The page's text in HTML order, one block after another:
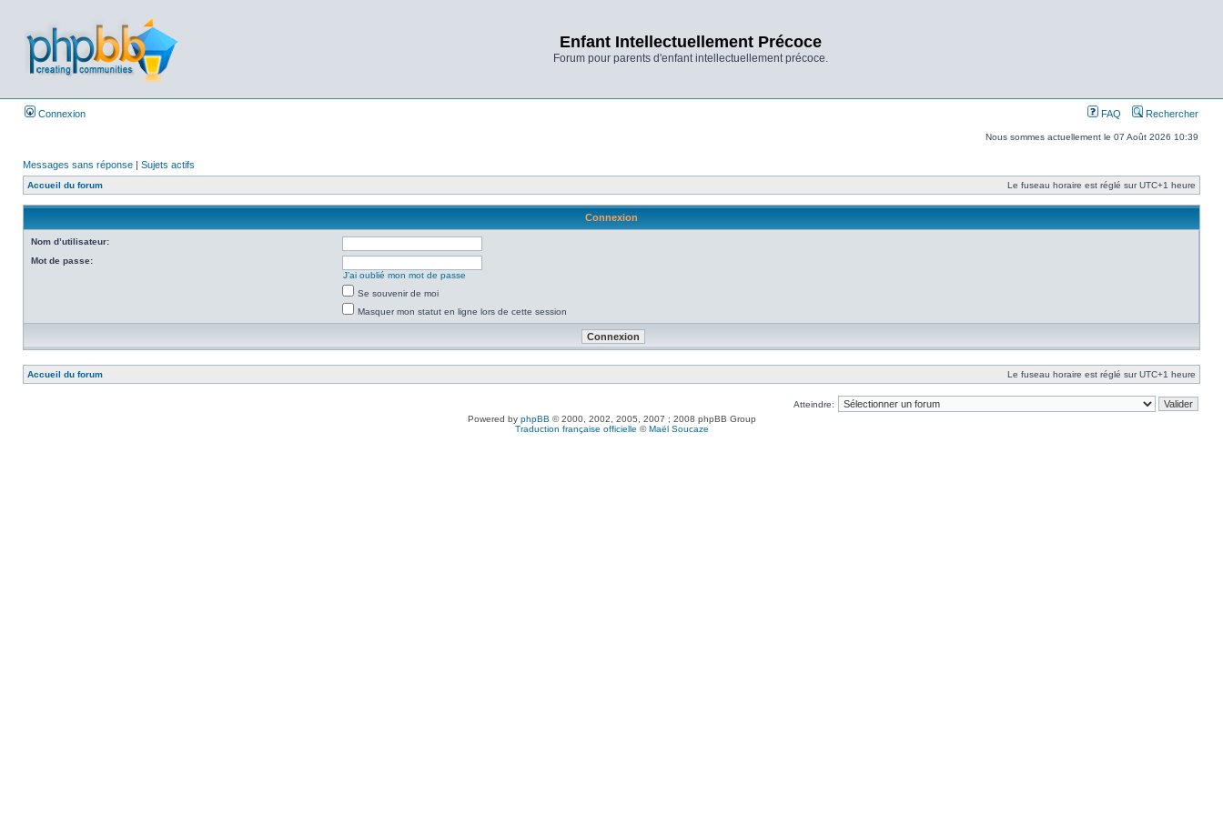
Enfant Intellectuellement Précoce
Forum pour parents d'enfant intellectuellement précoce.
Connexion FAQ Rechercher
Nous sommes actuellement le 07 Août 2026 10:39
Messages sans réponse | Sujets actifs
Accueil du forum Le fuseau horaire est réglé sur UTC+1 heure
Connexion
Nom d’utilisateur:
Mot de passe:
J’ai oublié mon mot de passe
Se souvenir de moi
Masquer mon statut en ligne lors de cette session
Accueil du forum Le fuseau horaire est réglé sur UTC+1 heure
Atteindre:
Powered by phpBB © 2000, 2002, 2005, 2007 ; 2008 phpBB Group
Traduction française officielle ©Maël Soucaze